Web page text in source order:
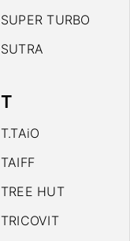
SUPER TURBO
SUTRA
T
T.TAiO
TAIFF
TREE HUT
TRICOVIT